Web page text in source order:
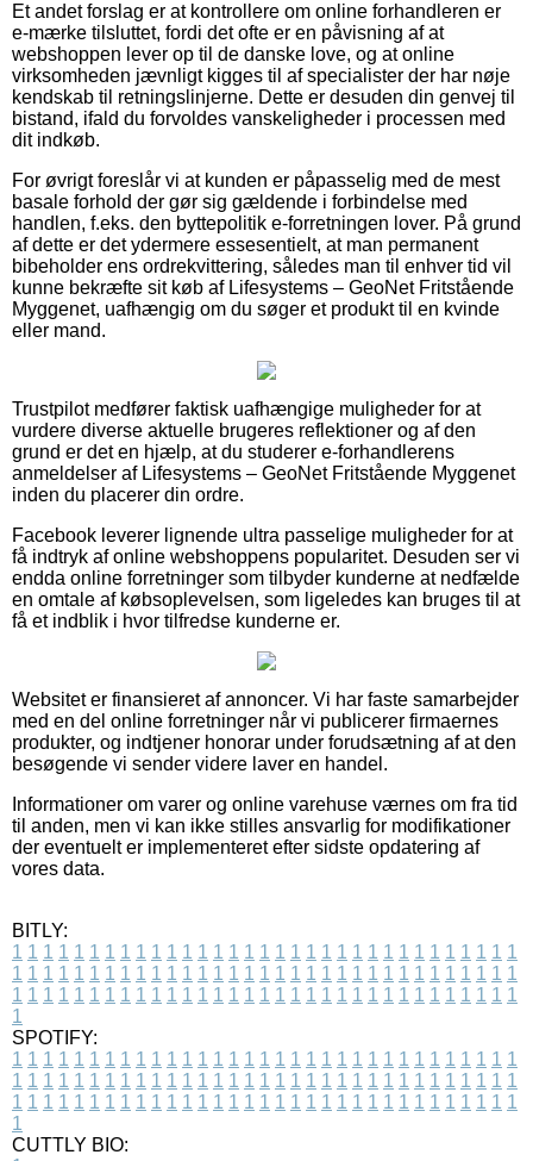
Et andet forslag er at kontrollere om online forhandleren er
e-mærke tilsluttet, fordi det ofte er en påvisning af at
webshoppen lever op til de danske love, og at online
virksomheden jævnligt kigges til af specialister der har nøje
kendskab til retningslinjerne. Dette er desuden din genvej til
bistand, ifald du forvoldes vanskeligheder i processen med
dit indkøb.
For øvrigt foreslår vi at kunden er påpasselig med de mest
basale forhold der gør sig gældende i forbindelse med
handlen, f.eks. den byttepolitik e-forretningen lover. På grund
af dette er det ydermere essesentielt, at man permanent
bibeholder ens ordrekvittering, således man til enhver tid vil
kunne bekræfte sit køb af Lifesystems – GeoNet Fritstående
Myggenet, uafhængig om du søger et produkt til en kvinde
eller mand.
Trustpilot medfører faktisk uafhængige muligheder for at
vurdere diverse aktuelle brugeres reflektioner og af den
grund er det en hjælp, at du studerer e-forhandlerens
anmeldelser af Lifesystems – GeoNet Fritstående Myggenet
inden du placerer din ordre.
Facebook leverer lignende ultra passelige muligheder for at
få indtryk af online webshoppens popularitet. Desuden ser vi
endda online forretninger som tilbyder kunderne at nedfælde
en omtale af købsoplevelsen, som ligeledes kan bruges til at
få et indblik i hvor tilfredse kunderne er.
Websitet er finansieret af annoncer. Vi har faste samarbejder
med en del online forretninger når vi publicerer firmaernes
produkter, og indtjener honorar under forudsætning af at den
besøgende vi sender videre laver en handel.
Informationer om varer og online varehuse værnes om fra tid
til anden, men vi kan ikke stilles ansvarlig for modifikationer
der eventuelt er implementeret efter sidste opdatering af
vores data.
BITLY:
1 1 1 1 1 1 1 1 1 1 1 1 1 1 1 1 1 1 1 1 1 1 1 1 1 1 1 1 1 1 1 1 1
1 1 1 1 1 1 1 1 1 1 1 1 1 1 1 1 1 1 1 1 1 1 1 1 1 1 1 1 1 1 1 1 1
1 1 1 1 1 1 1 1 1 1 1 1 1 1 1 1 1 1 1 1 1 1 1 1 1 1 1 1 1 1 1 1 1
1
SPOTIFY:
1 1 1 1 1 1 1 1 1 1 1 1 1 1 1 1 1 1 1 1 1 1 1 1 1 1 1 1 1 1 1 1 1
1 1 1 1 1 1 1 1 1 1 1 1 1 1 1 1 1 1 1 1 1 1 1 1 1 1 1 1 1 1 1 1 1
1 1 1 1 1 1 1 1 1 1 1 1 1 1 1 1 1 1 1 1 1 1 1 1 1 1 1 1 1 1 1 1 1
1
CUTTLY BIO: